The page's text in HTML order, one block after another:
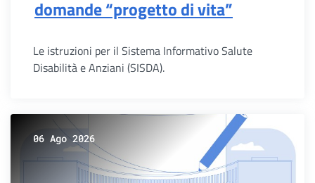
domande “progetto di vita”
Le istruzioni per il Sistema Informativo Salute
Disabilità e Anziani (SISDA).
06 Ago 2026